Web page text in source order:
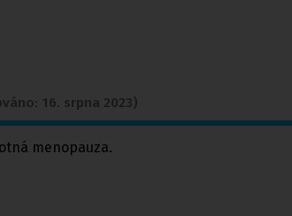
16. srpna 2023)
menopauza.